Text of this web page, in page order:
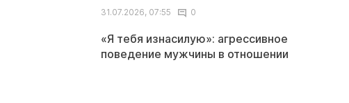
31.07.2026, 07:55
0
«Я тебя изнасилую»: агрессивное
поведение мужчины в отношении